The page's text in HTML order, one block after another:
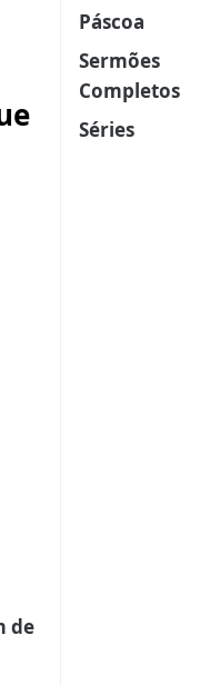
de
Páscoa
Sermões
Completos
Séries